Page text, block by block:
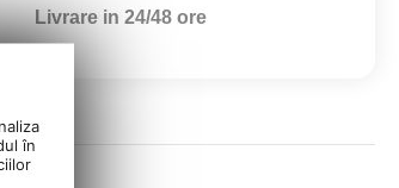
Livrare in 24/48 ore
în